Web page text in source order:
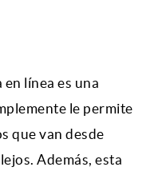
línea es una
le permite
que van desde
Además, esta